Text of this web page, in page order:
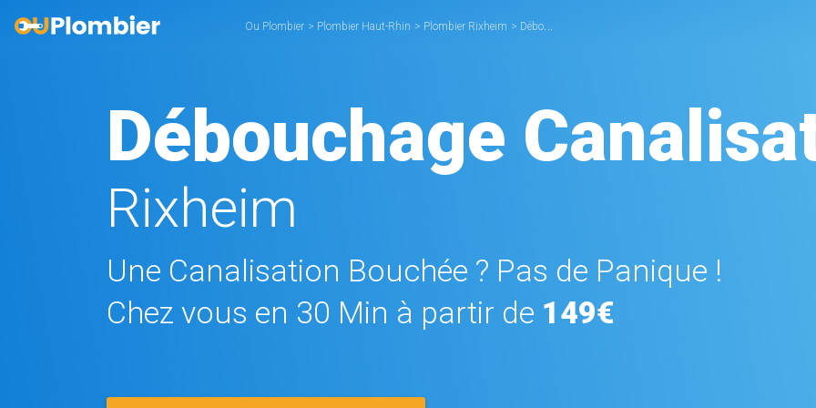
Ou Plombier > Plombier Haut-Rhin > Plombier Rixheim > Débouchage Canalisation Rixheim
Débouchage
Rixheim
Une Canalisation Bouchée ? Pas de Panique !
Chez vous en 30 Min à partir de 149€